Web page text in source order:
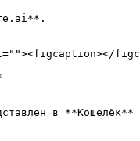
в